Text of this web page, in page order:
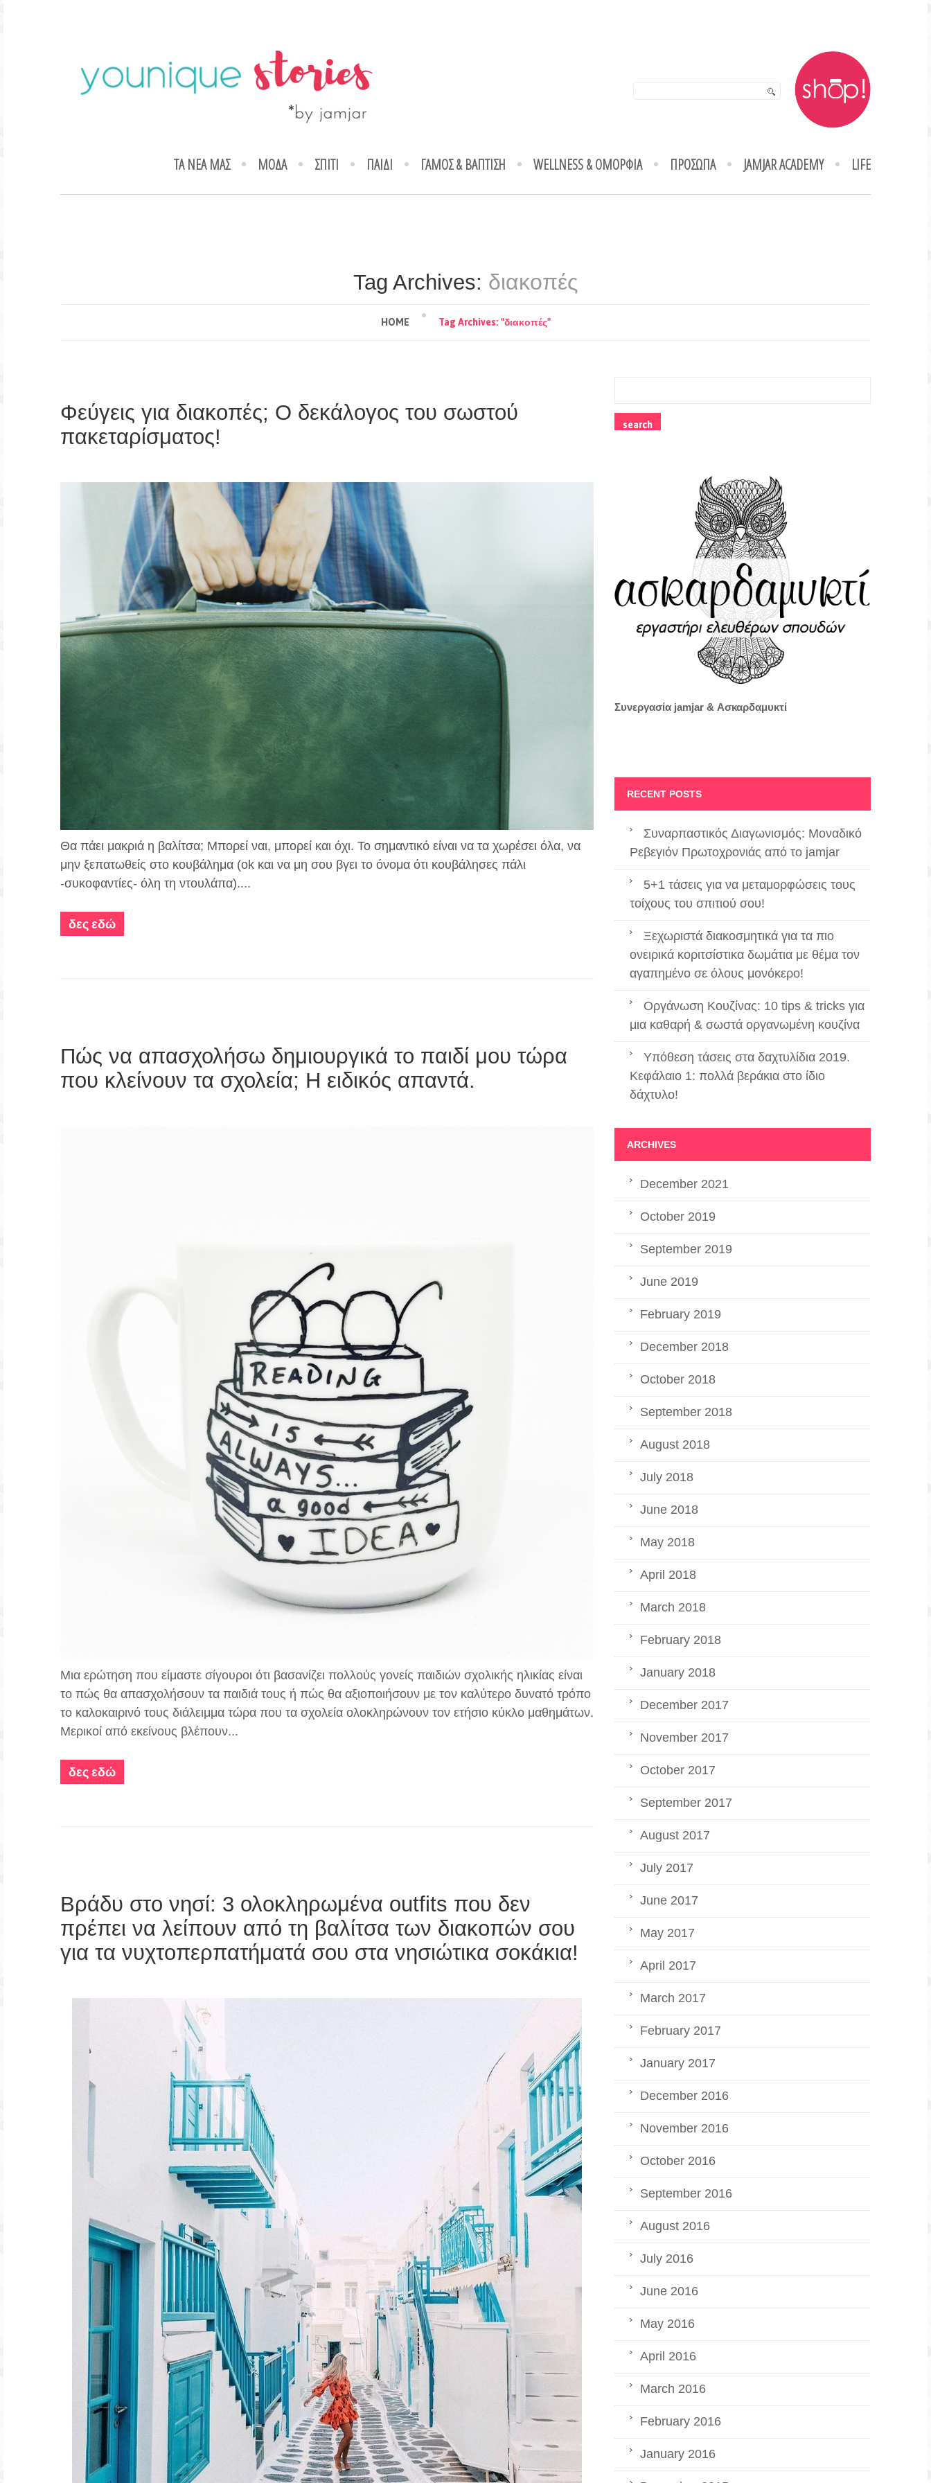
ΤΑ ΝΕΑ ΜΑΣ ΜΟΔΑ ΣΠΙΤΙ ΠΑΙΔΙ ΓΑΜΟΣ & ΒΑΠΤΙΣΗ WELLNESS & ΟΜΟΡΦΙΑ ΠΡΟΣΩΠΑ JAMJAR ACADEMY LIFE
Tag Archives: διακοπές
HOME Tag Archives: "διακοπές"
Φεύγεις για διακοπές; Ο δεκάλογος του σωστού
πακεταρίσματος!
Θα πάει μακριά η βαλίτσα; Μπορεί ναι, μπορεί και όχι. Το σημαντικό είναι να τα χωρέσει όλα, να
μην ξεπατωθείς στο κουβάλημα (οk και να μη σου βγει το όνομα ότι κουβάλησες πάλι
-συκοφαντίες- όλη τη ντουλάπα)....
δες εδώ
Πώς να απασχολήσω δημιουργικά το παιδί μου τώρα
που κλείνουν τα σχολεία; Η ειδικός απαντά.
Μια ερώτηση που είμαστε σίγουροι ότι βασανίζει πολλούς γονείς παιδιών σχολικής ηλικίας είναι
το πώς θα απασχολήσουν τα παιδιά τους ή πώς θα αξιοποιήσουν με τον καλύτερο δυνατό τρόπο
το καλοκαιρινό τους διάλειμμα τώρα που τα σχολεία ολοκληρώνουν τον ετήσιο κύκλο μαθημάτων.
Μερικοί από εκείνους βλέπουν...
δες εδώ
Βράδυ στο νησί: 3 ολοκληρωμένα outfits που δεν
πρέπει να λείπουν από τη βαλίτσα των διακοπών σου
για τα νυχτοπερπατήματά σου στα νησιώτικα σοκάκια!
Συνεργασία jamjar & Ασκαρδαμυκτί
RECENT POSTS
Συναρπαστικός Διαγωνισμός: Μοναδικό
Ρεβεγιόν Πρωτοχρονιάς από το jamjar
5+1 τάσεις για να μεταμορφώσεις τους
τοίχους του σπιτιού σου!
Ξεχωριστά διακοσμητικά για τα πιο
ονειρικά κοριτσίστικα δωμάτια με θέμα τον
αγαπημένο σε όλους μονόκερο!
Οργάνωση Κουζίνας: 10 tips & tricks για
μια καθαρή & σωστά οργανωμένη κουζίνα
Υπόθεση τάσεις στα δαχτυλίδια 2019.
Κεφάλαιο 1: πολλά βεράκια στο ίδιο
δάχτυλο!
ARCHIVES
December 2021
October 2019
September 2019
June 2019
February 2019
December 2018
October 2018
September 2018
August 2018
July 2018
June 2018
May 2018
April 2018
March 2018
February 2018
January 2018
December 2017
November 2017
October 2017
September 2017
August 2017
July 2017
June 2017
May 2017
April 2017
March 2017
February 2017
January 2017
December 2016
November 2016
October 2016
September 2016
August 2016
July 2016
June 2016
May 2016
April 2016
March 2016
February 2016
January 2016